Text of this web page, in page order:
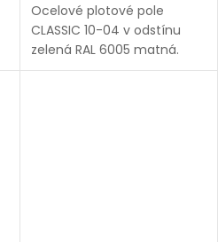
Ocelové plotové pole
CLASSIC 10-04 v odstínu
zelená RAL 6005 matná.
Bezúdržbová ocel (žárový